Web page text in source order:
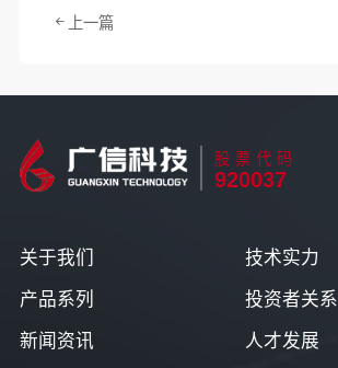
上一篇
股票代码
920037
关于我们 技术实力
产品系列 投资者关系
新闻资讯 人才发展